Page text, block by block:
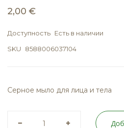
2,00 €
Доступность Есть в наличии
SKU
8588006037104
Серное мыло для лица и тела